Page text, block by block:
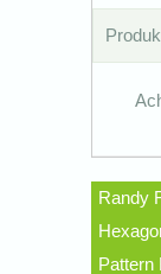
Randy
Pattern